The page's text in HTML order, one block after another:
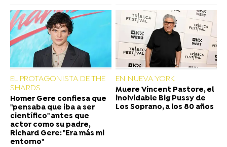
EL PROTAGONISTA DE THE
SHARDS
Homer Gere confiesa que
"pensaba que iba a ser
científico" antes que
actor como su padre,
Richard Gere: "Era más mi
entorno"
EN NUEVA YORK
Muere Vincent Pastore, el
inolvidable Big Pussy de
Los Soprano, a los 80 años